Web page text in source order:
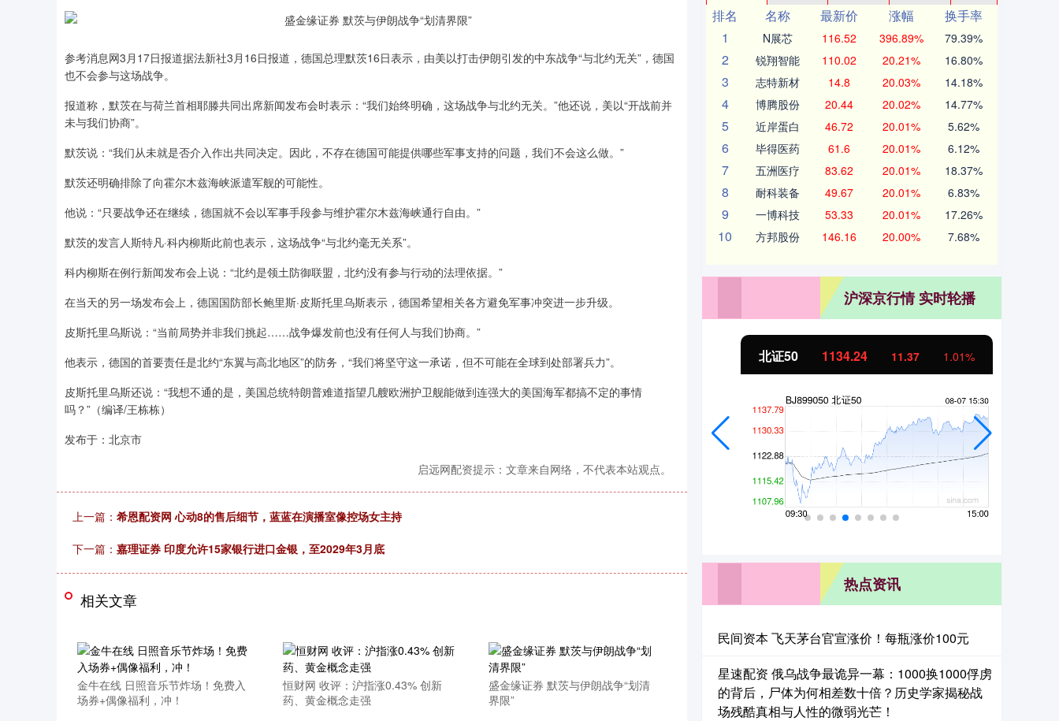
参考消息网3月17日报道据法新社3月16日报道，德国总理默茨16日表示，由美以打击伊朗引发的中东战争“与北约无关”，德国
也不会参与这场战争。
报道称，默茨在与荷兰首相耶滕共同出席新闻发布会时表示：“我们始终明确，这场战争与北约无关。”他还说，美以“开战前并
未与我们协商”。
默茨说：“我们从未就是否介入作出共同决定。因此，不存在德国可能提供哪些军事支持的问题，我们不会这么做。”
默茨还明确排除了向霍尔木兹海峡派遣军舰的可能性。
他说：“只要战争还在继续，德国就不会以军事手段参与维护霍尔木兹海峡通行自由。”
默茨的发言人斯特凡·科内柳斯此前也表示，这场战争“与北约毫无关系”。
科内柳斯在例行新闻发布会上说：“北约是领土防御联盟，北约没有参与行动的法理依据。”
在当天的另一场发布会上，德国国防部长鲍里斯·皮斯托里乌斯表示，德国希望相关各方避免军事冲突进一步升级。
皮斯托里乌斯说：“当前局势并非我们挑起……战争爆发前也没有任何人与我们协商。”
他表示，德国的首要责任是北约“东翼与高北地区”的防务，“我们将坚守这一承诺，但不可能在全球到处部署兵力”。
皮斯托里乌斯还说：“我想不通的是，美国总统特朗普难道指望几艘欧洲护卫舰能做到连强大的美国海军都搞不定的事情
吗？”（编译/王栋栋）
发布于：北京市
启远网配资提示：文章来自网络，不代表本站观点。
上一篇： 希恩配资网 心动8的售后细节，蓝蓝在演播室像控场女主持
下一篇： 嘉理证券 印度允许15家银行进口金银，至2029年3月底
相关文章
金牛在线 日照音乐节炸场！免费入
场券+偶像福利，冲！
恒财网 收评：沪指涨0.43% 创新
药、黄金概念走强
盛金缘证券 默茨与伊朗战争“划清
界限”
排名
名称 最新价 涨幅
换手率
1
N展芯 116.52 396.89% 79.39%
2 锐翔智能 110.02 20.21% 16.80%
3 志特新材 14.8 20.03% 14.18%
4 博腾股份 20.44 20.02% 14.77%
5 近岸蛋白 46.72 20.01% 5.62%
6 毕得医药 61.6 20.01% 6.12%
7 五洲医疗 83.62 20.01% 18.37%
8 耐科装备 49.67 20.01% 6.83%
9 一博科技 53.33 20.01% 17.26%
10 方邦股份 146.16 20.00% 7.68%
沪深京行情 实时轮播
1.02% 深证成指 14311.01 200.89 1.42% 沪深300 4694.44 43.13 北证50 1134.24 11.37 1.01%
热点资讯
民间资本 飞天茅台官宣涨价！每瓶涨价100元
星速配资 俄乌战争最诡异一幕：1000换1000俘虏
的背后，尸体为何相差数十倍？历史学家揭秘战
场残酷真相与人性的微弱光芒！